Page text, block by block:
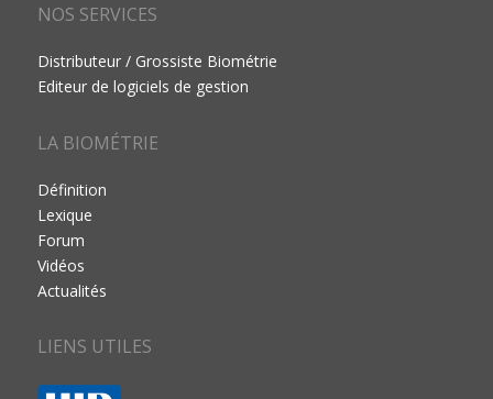
NOS SERVICES
Distributeur / Grossiste Biométrie
Editeur de logiciels de gestion
LA BIOMÉTRIE
Définition
Lexique
Forum
Vidéos
Actualités
LIENS UTILES